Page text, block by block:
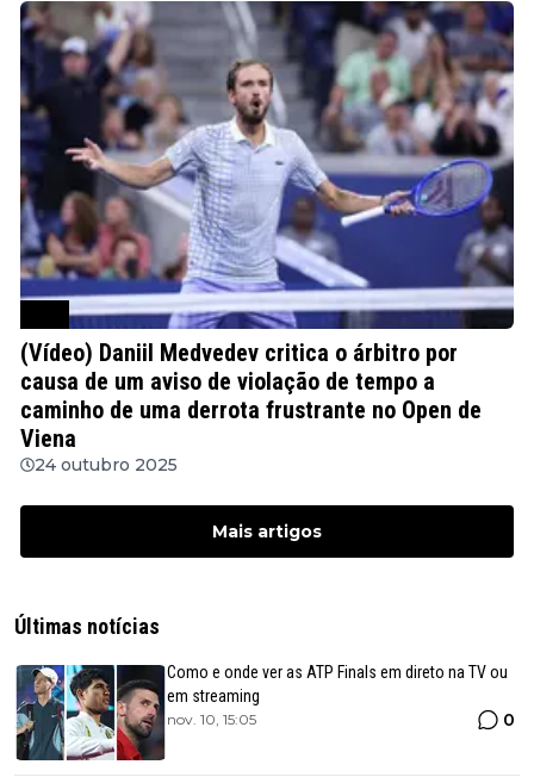
(Vídeo) Daniil Medvedev critica o árbitro por
causa de um aviso de violação de tempo a
caminho de uma derrota frustrante no Open de
Viena
24 outubro 2025
Mais artigos
Últimas notícias
Como e onde ver as ATP Finals em direto na TV ou
em streaming
nov. 10, 15:05 0